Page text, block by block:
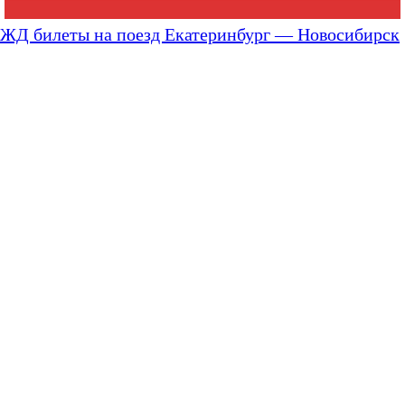
ЖД билеты на поезд Екатеринбург — Новосибирск